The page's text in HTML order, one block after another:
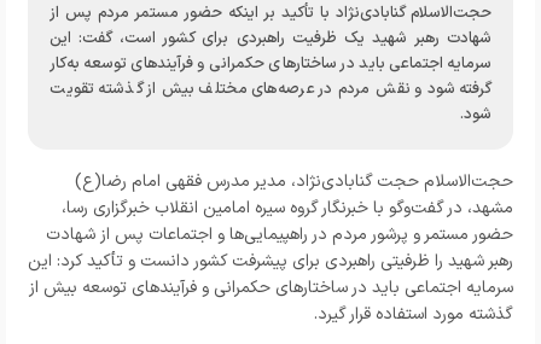
حجت‌الاسلام گنابادی‌نژاد با تأکید بر اینکه حضور مستمر مردم پس از
شهادت رهبر شهید یک ظرفیت راهبردی برای کشور است، گفت: این
سرمایه اجتماعی باید در ساختارهای حکمرانی و فرآیندهای توسعه به‌کار
گرفته شود و نقش مردم در عرصه‌های مختلف بیش از گذشته تقویت
شود.
حجت‌الاسلام حجت گنابادی‌نژاد، مدیر مدرس فقهی امام رضا(ع)
مشهد، در گفت‌وگو با خبرنگار گروه سیره امامین انقلاب خبرگزاری رسا،
حضور مستمر و پرشور مردم در راهپیمایی‌ها و اجتماعات پس از شهادت
رهبر شهید را ظرفیتی راهبردی برای پیشرفت کشور دانست و تأکید کرد: این
سرمایه اجتماعی باید در ساختارهای حکمرانی و فرآیندهای توسعه بیش از
گذشته مورد استفاده قرار گیرد.